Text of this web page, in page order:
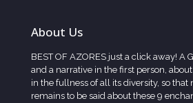
About Us
BEST OF AZORES just a click away! A
and a narrative in the first person,
in the fullness of all its diversity, so that
remains to be said about these 9